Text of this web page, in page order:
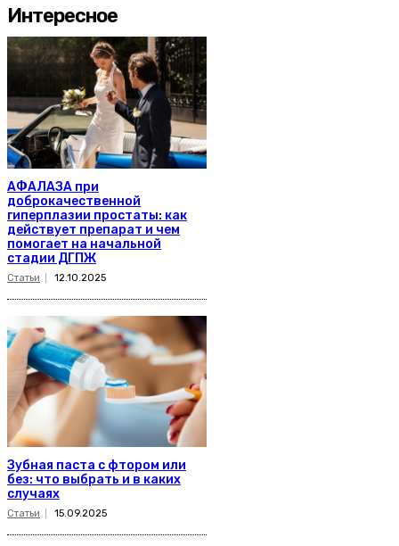
Интересное
АФАЛАЗА при
доброкачественной
гиперплазии простаты: как
действует препарат и чем
помогает на начальной
стадии ДГПЖ
Статьи 12.10.2025
Зубная паста с фтором или
без: что выбрать и в каких
случаях
Статьи 15.09.2025